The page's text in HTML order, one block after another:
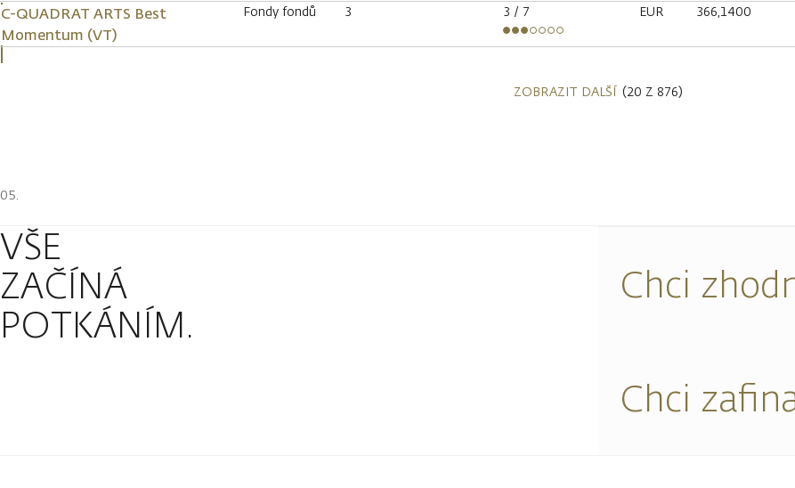
C-QUADRAT ARTS Best
Momentum (VT)
Fondy fondů 3 3 / 7 EUR 366,1400
ZOBRAZIT DALŠÍ (20 Z 876)
VŠE
ZAČÍNÁ
POTKÁNÍM.
Chci
Chci